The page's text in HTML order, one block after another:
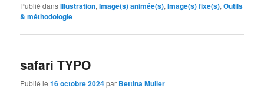
Publié dansIllustration,Image(s) animée(s),Image(s) fixe(s),Outils
& méthodologie
safari TYPO
Publié le16 octobre 2024par Bettina Muller